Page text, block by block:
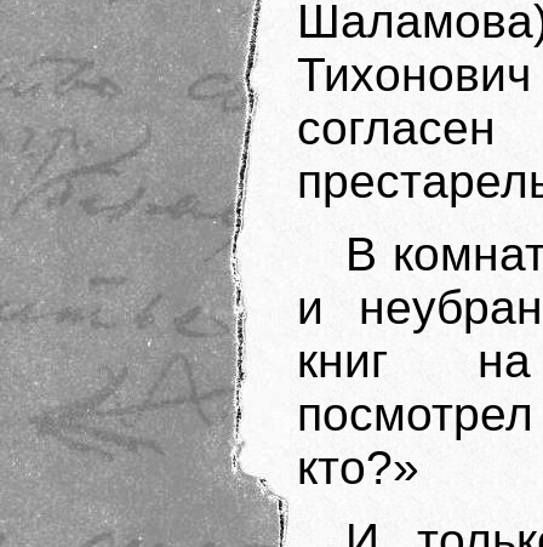
В
и
книг
кто?»